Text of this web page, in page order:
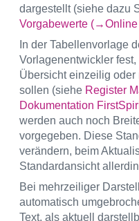
dargestellt (siehe dazu
Vorgabewerte
In der Tabellenvorlage
Vorlagenentwickler
Übersicht einzeilig
sollen (siehe Register
Dokumentation
werden auch noch
vorgegeben. Diese
verändern, beim
Standardansicht
Bei mehrzeiliger
automatisch
Text, als aktuell